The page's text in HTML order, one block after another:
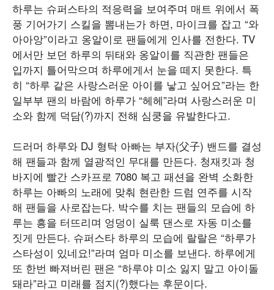
하루는 슈퍼스타의 적응력을 보여주며 매트 위에서 폭
풍 기어가기 스킬을 뽐내는가 하면, 마이크를 잡고 “와
아아앙”이라고 옹알이로 팬들에게 인사를 전한다. TV
에서만 보던 하루의 뒤태와 옹알이를 직관한 팬들은
입까지 틀어막으며 하루에게서 눈을 떼지 못한다. 특
히 “하루 같은 사랑스러운 아이를 낳고 싶어요”라는 한
일부부 팬의 바람에 하루가 “헤헤”라며 사랑스러운 미
소와 함께 덕담(?)까지 전해 심쿵을 유발한다고.
드러머 하루와 DJ 형탁 아빠는 부자(父子) 밴드를 결성
해 팬들과 함께 열광적인 무대를 만든다. 청재킷과 청
바지에 빨간 스카프로 7080 복고 패션을 완벽 소화한
하루는 아빠의 노래에 맞춰 현란한 드럼 연주를 시작
해 팬들을 사로잡는다. 박수를 치는 팬들의 모습에 하
루는 흥을 터뜨리며 엉덩이 실룩 댄스로 자동 미소를
짓게 만든다. 슈퍼스타 하루의 모습에 랄랄은 “하루가
스타성이 있네요!”라며 엄마 미소를 보낸다. 하루에게
또 한번 빠져버린 팬은 “하루야 미소 잃지 말고 아이돌
돼라”라고 미래를 점지(?)했다는 후문이다.